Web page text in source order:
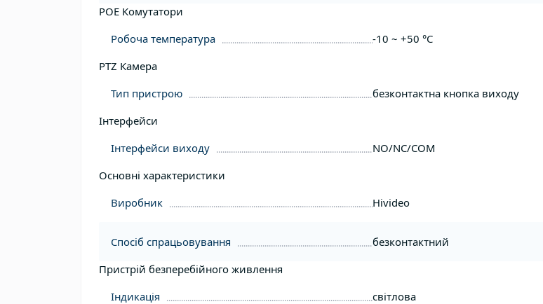
POE Комутатори
Робоча температура
-10 ~ +50 °C
PTZ Камера
Тип пристрою
безконтактна кнопка виходу
Інтерфейси
Інтерфейси виходу
NO/NC/COM
Основні характеристики
Виробник
Hivideo
Спосіб спрацьовування
безконтактний
Пристрій безперебійного живлення
Індикація
світлова